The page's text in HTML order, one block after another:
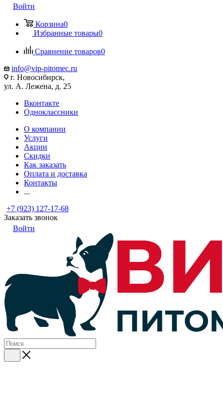
Войти
Корзина0
Избранные товары0
Сравнение товаров0
info@vip-pitomec.ru
г. Новосибирск,
ул. А. Лежена, д. 25
Вконтакте
Одноклассники
О компании
Услуги
Акции
Скидки
Как заказать
Оплата и доставка
Контакты
...
+7 (923) 127-17-68
Заказать звонок
Войти